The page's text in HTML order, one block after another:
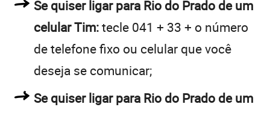
Se quiser ligar para Rio do Prado de um
celular Tim:tecle 041 + 33 + o número
de telefone fixo ou celular que você
deseja se comunicar;
Se quiser ligar para Rio do Prado de um